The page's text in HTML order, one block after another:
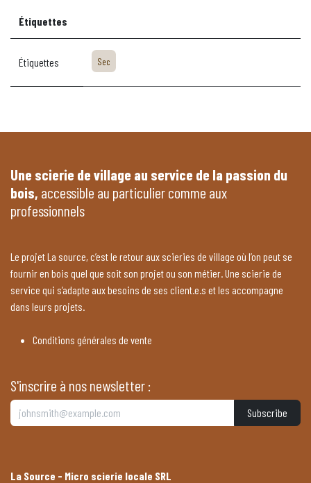
Étiquettes
Étiquettes Sec
Une scierie de village au service de la passion du
bois, accessible au particulier comme aux
professionnels
Le projet La source, c’est le retour aux scieries de village où l’on peut se
fournir en bois quel que soit son projet ou son métier. Une scierie de
service qui s’adapte aux besoins de ses client.e.s et les accompagne
dans leurs projets.
Conditions générales de vente
S'inscrire à nos newsletter :
Subscribe
La Source - Micro scierie locale SRL